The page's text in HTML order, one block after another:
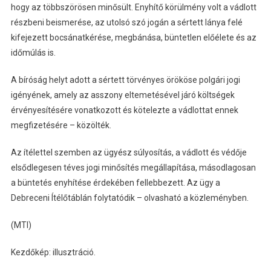
hogy az többszörösen minősült. Enyhítő körülmény volt a vádlott
részbeni beismerése, az utolsó szó jogán a sértett lánya felé
kifejezett bocsánatkérése, megbánása, büntetlen előélete és az
időmúlás is.
A bíróság helyt adott a sértett törvényes örököse polgári jogi
igényének, amely az asszony eltemetésével járó költségek
érvényesítésére vonatkozott és kötelezte a vádlottat ennek
megfizetésére – közölték.
Az ítélettel szemben az ügyész súlyosítás, a vádlott és védője
elsődlegesen téves jogi minősítés megállapítása, másodlagosan
a büntetés enyhítése érdekében fellebbezett. Az ügy a
Debreceni Ítélőtáblán folytatódik – olvasható a közleményben.
(MTI)
Kezdőkép: illusztráció.